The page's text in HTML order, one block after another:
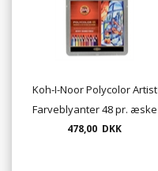
Koh-I-Noor Polycolor Artist
Farveblyanter 48 pr. æske
478,00 DKK